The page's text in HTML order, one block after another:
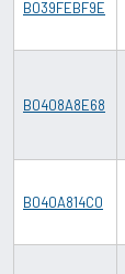
B039FEBF9E
B0408A8E68
B040A814C0